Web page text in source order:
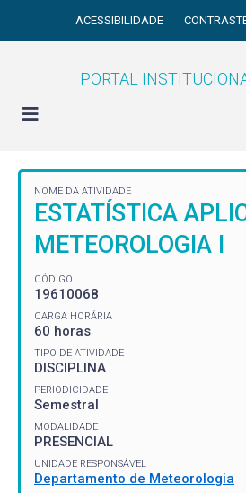
ACESSIBILIDADE
PORTAL
NOME DA ATIVIDADE
ESTATÍSTICA
METEOROLOGIA I
CÓDIGO
19610068
CARGA HORÁRIA
60 horas
TIPO DE ATIVIDADE
DISCIPLINA
PERIODICIDADE
Semestral
MODALIDADE
PRESENCIAL
UNIDADE RESPONSÁVEL
Departamento de Meteorologia